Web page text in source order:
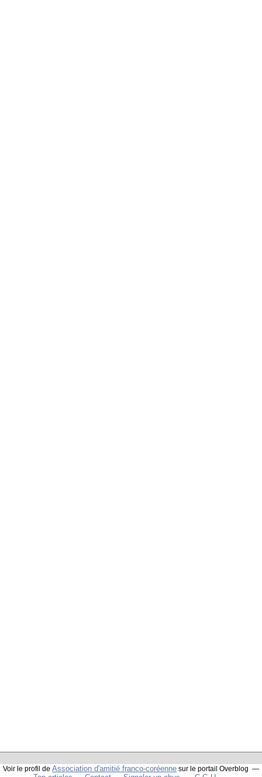
Voir le profil de Association d'amitié franco-coréenne sur le portail Overblog